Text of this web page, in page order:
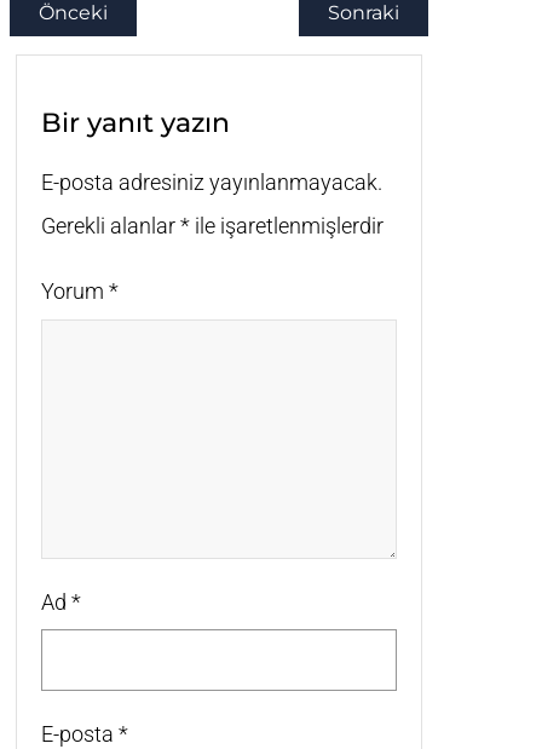
Önceki Sonraki
Bir yanıt yazın
E-posta adresiniz yayınlanmayacak.
Gerekli alanlar* ile işaretlenmişlerdir
Yorum *
Ad *
E-posta *